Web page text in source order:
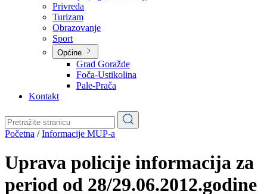
O kantonu
Simboli kantona (Grb, zastava)
Historija (digitalni muzej)
Privreda
Turizam
Obrazovanje
Općine
Pale-Prača
Kontakt
Početna/Informacije MUP-a